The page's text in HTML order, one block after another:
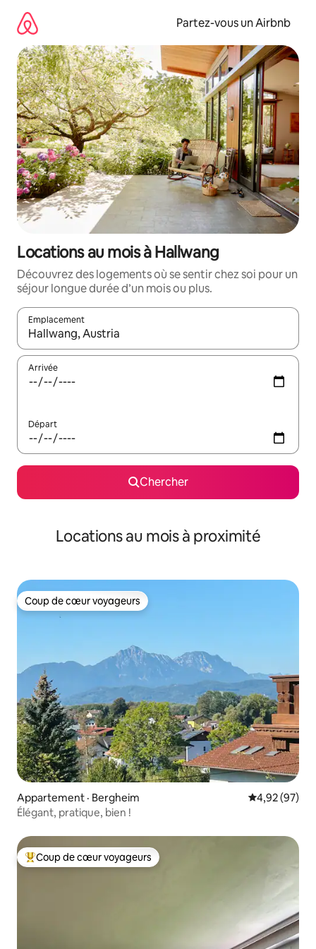
directement
contenu
Partez-vous un Airbnb
Locations au mois à Hallwang
Découvrez des logements où se sentir chez soi pour un
séjour longue durée d’un mois ou plus.
Emplacement
Quand les résultats sont affichés, parcourez-les en utilisant
Arrivée
Départ
Chercher
Locations au mois à proximité
Coup de cœur voyageurs
Coup de cœur voyageurs
Appartement · Bergheim Note
4,92 (97)
Élégant, pratique, bien !
Coup de cœur voyageurs parmi les plus aimés
Coup de cœur voyageurs